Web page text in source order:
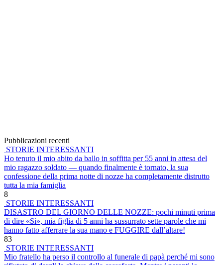
Pubblicazioni recenti
STORIE INTERESSANTI
Ho tenuto il mio abito da ballo in soffitta per 55 anni in attesa del
mio ragazzo soldato — quando finalmente è tornato, la sua
confessione della prima notte di nozze ha completamente distrutto
tutta la mia famiglia
8
STORIE INTERESSANTI
DISASTRO DEL GIORNO DELLE NOZZE: pochi minuti prima
di dire «Sì», mia figlia di 5 anni ha sussurrato sette parole che mi
hanno fatto afferrare la sua mano e FUGGIRE dall’altare!
83
STORIE INTERESSANTI
Mio fratello ha perso il controllo al funerale di papà perché mi sono